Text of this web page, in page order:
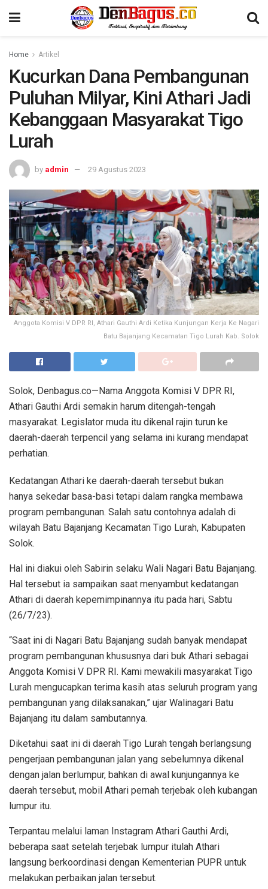
Home Artikel
Kucurkan Dana Pembangunan
Puluhan Milyar, Kini Athari Jadi
Kebanggaan Masyarakat Tigo
Lurah
by admin 29 Agustus 2023
Anggota Komisi V DPR RI, Athari Gauthi Ardi Ketika Kunjungan Kerja Ke Nagari
Batu Bajanjang Kecamatan Tigo Lurah Kab. Solok
Solok, Denbagus.co—Nama Anggota Komisi V DPR RI,
Athari Gauthi Ardi semakin harum ditengah-tengah
masyarakat. Legislator muda itu dikenal rajin turun ke
daerah-daerah terpencil yang selama ini kurang mendapat
perhatian.
Kedatangan Athari ke daerah-daerah tersebut bukan
hanya sekedar basa-basi tetapi dalam rangka membawa
program pembangunan. Salah satu contohnya adalah di
wilayah Batu Bajanjang Kecamatan Tigo Lurah, Kabupaten
Solok.
Hal ini diakui oleh Sabirin selaku Wali Nagari Batu Bajanjang.
Hal tersebut ia sampaikan saat menyambut kedatangan
Athari di daerah kepemimpinannya itu pada hari, Sabtu
(26/7/23).
“Saat ini di Nagari Batu Bajanjang sudah banyak mendapat
program pembangunan khususnya dari buk Athari sebagai
Anggota Komisi V DPR RI. Kami mewakili masyarakat Tigo
Lurah mengucapkan terima kasih atas seluruh program yang
pembangunan yang dilaksanakan,” ujar Walinagari Batu
Bajanjang itu dalam sambutannya.
Diketahui saat ini di daerah Tigo Lurah tengah berlangsung
pengerjaan pembangunan jalan yang sebelumnya dikenal
dengan jalan berlumpur, bahkan di awal kunjungannya ke
daerah tersebut, mobil Athari pernah terjebak oleh kubangan
lumpur itu.
Terpantau melalui laman Instagram Athari Gauthi Ardi,
beberapa saat setelah terjebak lumpur itulah Athari
langsung berkoordinasi dengan Kementerian PUPR untuk
melakukan perbaikan jalan tersebut.